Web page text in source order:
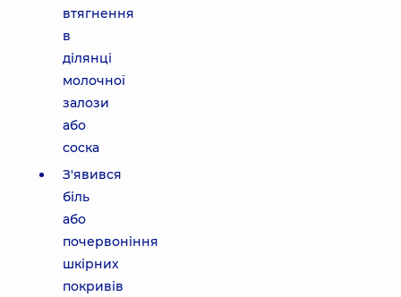
втягнення
в
ділянці
молочної
залози
або
соска
З'явився
біль
або
почервоніння
шкірних
покривів